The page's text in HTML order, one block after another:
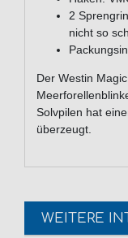
2
nicht so
Der Westin
Solvpilen hat
überzeugt.
WEITERE